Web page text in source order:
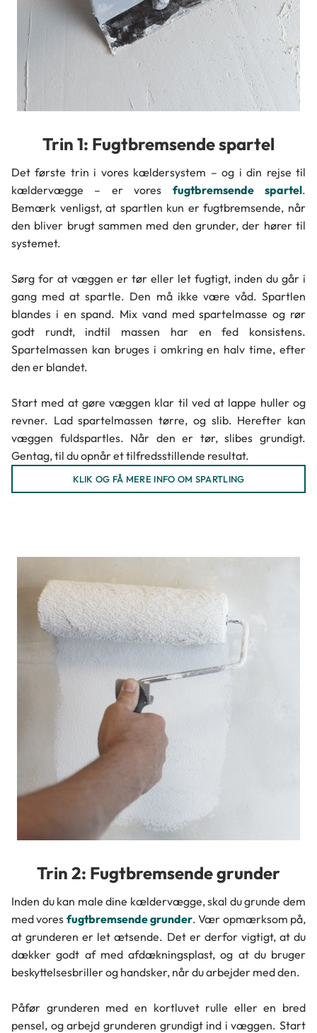
Trin 1: Fugtbremsende spartel
Det første trin i vores kældersystem – og i din rejse til
kældervægge – er vores fugtbremsende spartel.
Bemærk venligst, at spartlen kun er fugtbremsende, når
den bliver brugt sammen med den grunder, der hører til
systemet.
Sørg for at væggen er tør eller let fugtigt, inden du går i
gang med at spartle. Den må ikke være våd. Spartlen
blandes i en spand. Mix vand med spartelmasse og rør
godt rundt, indtil massen har en fed konsistens.
Spartelmassen kan bruges i omkring en halv time, efter
den er blandet.
Start med at gøre væggen klar til ved at lappe huller og
revner. Lad spartelmassen tørre, og slib. Herefter kan
væggen fuldspartles. Når den er tør, slibes grundigt.
Gentag, til du opnår et tilfredsstillende resultat.
KLIK OG FÅ MERE INFO OM SPARTLING
Trin 2: Fugtbremsende grunder
Inden du kan male dine kældervægge, skal du grunde dem
med vores fugtbremsende grunder. Vær opmærksom på,
at grunderen er let ætsende. Det er derfor vigtigt, at du
dækker godt af med afdækningsplast, og at du bruger
beskyttelsesbriller og handsker, når du arbejder med den.
Påfør grunderen med en kortluvet rulle eller en bred
pensel, og arbejd grunderen grundigt ind i væggen. Start